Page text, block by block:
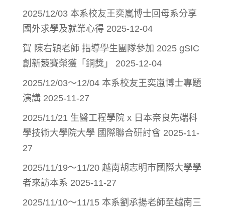
2025/12/03 本系校友王奕嵐博士回母系分享
國外求學及就業心得 2025-12-04
賀 陳右穎老師 指導學生團隊參加 2025 gSIC
創新競賽榮獲「銅獎」
2025-12-04
2025/12/03～12/04 本系校友王奕嵐博士專題
演講 2025-11-27
2025/11/21 生醫工程學院 x 日本奈良先端科
學技術大學院大學 國際聯合研討會 2025-11-
27
2025/11/19～11/20 越南胡志明市國際大學學
者來訪本系 2025-11-27
2025/11/10～11/15 本系劉承揚老師至越南三